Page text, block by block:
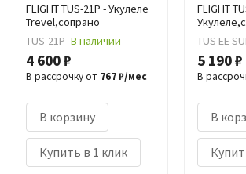
FLIGHT TUS-21P - Укулеле
Trevel,сопрано
TUS-21P В наличии
4 600 ₽
В рассрочку от 767 ₽/мес
В корзину
Купить в 1 клик
FLIGHT
TUS EE
5 190 ₽
В
В